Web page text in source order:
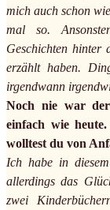
mich auch schon
mal so.
Geschichten hinter
erzählt haben.
irgendwann
Noch nie war
einfach wie
wolltest du von
Ich habe in
allerdings das
zwei